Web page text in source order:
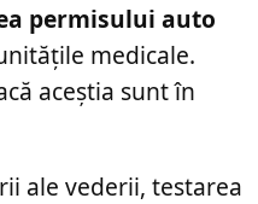
permisului auto
medicale.
aceștia sunt în
ale vederii, testarea